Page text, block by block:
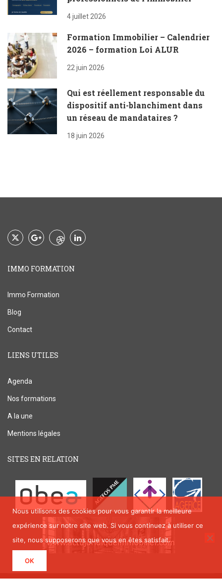
4 juillet 2026
Formation Immobilier – Calendrier
2026 – formation Loi ALUR
22 juin 2026
Qui est réellement responsable du
dispositif anti-blanchiment dans
un réseau de mandataires ?
18 juin 2026
IMMO FORMATION
Immo Formation
Blog
Contact
LIENS UTILES
Agenda
Nos formations
A la une
Mentions légales
SITES EN RELATION
Nous utilisons des cookies pour vous garantir la meilleure
expérience sur notre site web. Si vous continuez à utiliser ce
site, nous supposerons que vous en êtes satisfait.
OK